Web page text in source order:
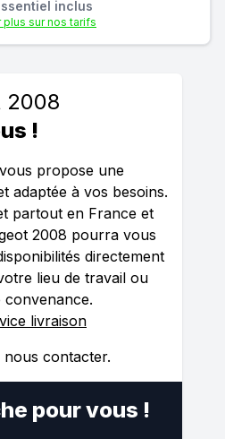
inclus
plus sur nos tarifs
2008
!
propose une
adaptée à vos besoins.
partout en France et
2008 pourra vous
directement
lieu de travail ou
livraison
nous contacter.
pour vous !